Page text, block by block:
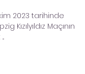
2023 tarihinde
Kızılyıldız Maçının